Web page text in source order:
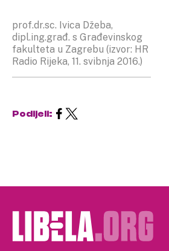
prof.dr.sc. Ivica Džeba,
dipl.ing.građ. s Građevinskog
fakulteta u Zagrebu (izvor: HR
Radio Rijeka, 11. svibnja 2016.)
Podijeli: